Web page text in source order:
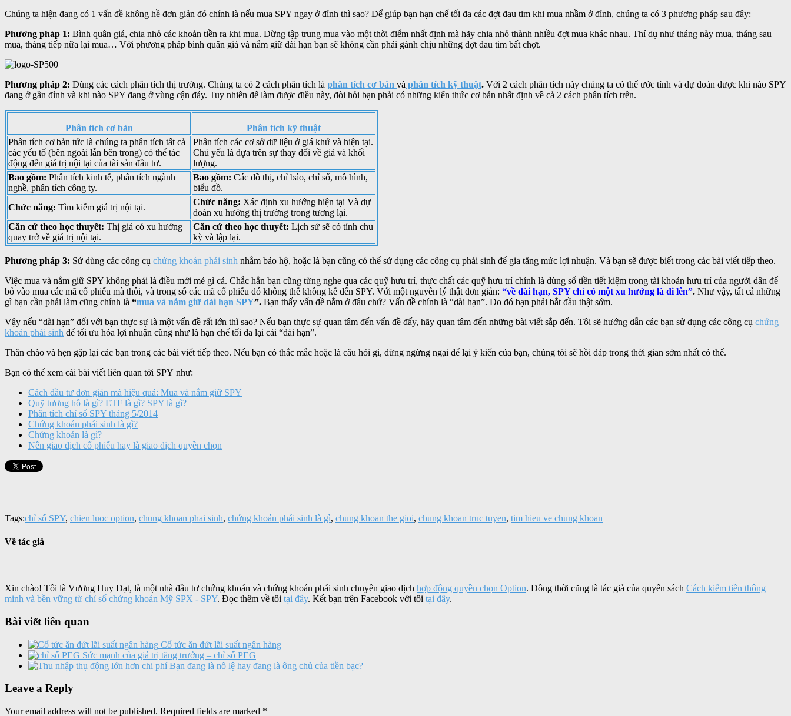
Chúng ta hiện đang có 1 vấn đề không hề đơn giản đó chính là nếu mua SPY ngay ở đỉnh thì sao? Để giúp bạn hạn chế tối đa các đợt đau tim khi mua nhầm ở đỉnh, chúng ta có 3 phương pháp sau đây:
Phương pháp 1: Bình quân giá, chia nhỏ các khoản tiền ra khi mua. Đừng tập trung mua vào một thời điểm nhất định mà hãy chia nhỏ thành nhiều đợt mua khác nhau. Thí dụ như tháng này mua, tháng sau
mua, tháng tiếp nữa lại mua… Với phương pháp bình quân giá và nắm giữ dài hạn bạn sẽ không cần phải gánh chịu những đợt đau tim bất chợt.
Phương pháp 2: Dùng các cách phân tích thị trường. Chúng ta có 2 cách phân tích là phân tích cơ bản và phân tích kỹ thuật. Với 2 cách phân tích này chúng ta có thể ước tính và dự đoán được khi nào SPY
đang ở gần đỉnh và khi nào SPY đang ở vùng cận đáy. Tuy nhiên để làm được điều này, đòi hỏi bạn phải có những kiến thức cơ bản nhất định về cả 2 cách phân tích trên.
Phân tích cơ bản
Phân tích kỹ thuật
Phân tích cơ bản tức là chúng ta phân tích tất cả
các yếu tố (bên ngoài lẫn bên trong) có thể tác
động đến giá trị nội tại của tài sản đầu tư.
Phân tích các cơ sở dữ liệu ở giá khứ và hiện tại.
Chủ yếu là dựa trên sự thay đổi về giá và khối
lượng.
Bao gồm: Phân tích kinh tế, phân tích ngành
nghề, phân tích công ty.
Bao gồm: Các đồ thị, chỉ báo, chỉ số, mô hình,
biểu đồ.
Chức năng: Tìm kiếm giá trị nội tại.
Chức năng: Xác định xu hướng hiện tại Và dự
đoán xu hướng thị trường trong tương lại.
Căn cứ theo học thuyết: Thị giá có xu hướng
quay trở về giá trị nội tại.
Căn cứ theo học thuyết: Lịch sử sẽ có tính chu
kỳ và lập lại.
Phương pháp 3: Sử dùng các công cụ chứng khoán phái sinh nhằm bảo hộ, hoặc là bạn cũng có thể sử dụng các công cụ phái sinh để gia tăng mức lợi nhuận. Và bạn sẽ được biết trong các bài viết tiếp theo.
Việc mua và nắm giữ SPY không phải là điều mới mẻ gì cả. Chắc hẳn bạn cũng từng nghe qua các quỹ hưu trí, thực chất các quỹ hưu trí chính là dùng số tiền tiết kiệm trong tài khoản hưu trí của người dân để
bỏ vào mua các mã cổ phiếu mà thôi, và trong số các mã cổ phiếu đó không thể không kể đến SPY. Với một nguyên lý thật đơn giản: “về dài hạn, SPY chỉ có một xu hướng là đi lên”. Như vậy, tất cả những
gì bạn cần phải làm cũng chính là “mua và nắm giữ dài hạn SPY”. Bạn thấy vấn đề nằm ở đâu chứ? Vấn đề chính là “dài hạn”. Do đó bạn phải bắt đầu thật sớm.
Vậy nếu “dài hạn” đối với bạn thực sự là một vấn đề rất lớn thì sao? Nếu bạn thực sự quan tâm đến vấn đề đấy, hãy quan tâm đến những bài viết sắp đến. Tôi sẽ hướng dẫn các bạn sử dụng các công cụ chứng
khoán phái sinh để tối ưu hóa lợi nhuận cũng như là hạn chế tối đa lại cái “dài hạn”.
Thân chào và hẹn gặp lại các bạn trong các bài viết tiếp theo. Nếu bạn có thắc mắc hoặc là câu hỏi gì, đừng ngừng ngại để lại ý kiến của bạn, chúng tôi sẽ hồi đáp trong thời gian sớm nhất có thể.
Bạn có thể xem cái bài viết liên quan tới SPY như:
Cách đầu tư đơn giản mà hiệu quả: Mua và nắm giữ SPY
Quỹ tương hỗ là gì? ETF là gì? SPY là gì?
Phân tích chỉ số SPY tháng 5/2014
Chứng khoán phái sinh là gì?
Chứng khoán là gì?
Nên giao dịch cổ phiếu hay là giao dịch quyền chọn
Tags:chỉ số SPY, chien luoc option, chung khoan phai sinh, chứng khoán phái sinh là gì, chung khoan the gioi, chung khoan truc tuyen, tim hieu ve chung khoan
Về tác giả
Xin chào! Tôi là Vương Huy Đạt, là một nhà đầu tư chứng khoán và chứng khoán phái sinh chuyên giao dịch hợp động quyền chọn Option. Đồng thời cũng là tác giả của quyển sách Cách kiếm tiền thông
minh và bền vững từ chỉ số chứng khoán Mỹ SPX - SPY. Đọc thêm về tôi tại đây. Kết bạn trên Facebook với tôi tại đây.
Bài viết liên quan
Cổ tức ăn đứt lãi suất ngân hàng
Sức mạnh của giá trị tăng trưởng – chỉ số PEG
Bạn đang là nô lệ hay đang là ông chủ của tiền bạc?
Leave a Reply
Your email address will not be published. Required fields are marked *